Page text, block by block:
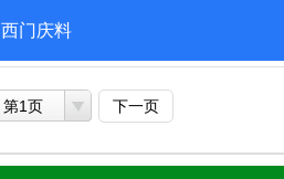
西门庆料
第1页 下一页